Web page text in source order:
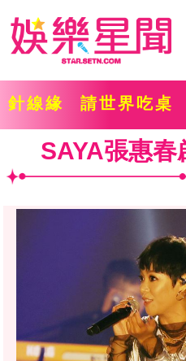
針線緣 請世界吃桌
SAYA張惠